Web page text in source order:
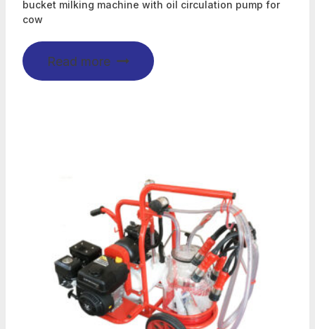
bucket milking machine with oil circulation pump for
cow
Read more